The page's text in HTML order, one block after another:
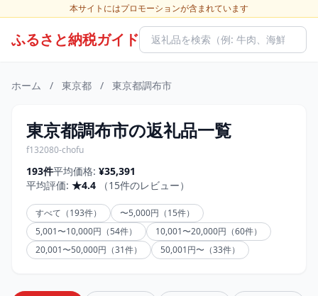
本サイトにはプロモーションが含まれています
ふるさと納税ガイド
ホーム / 東京都 / 東京都調布市
東京都調布市の返礼品一覧
f132080-chofu
193件平均価格: ¥35,391
平均評価: ★4.4 （15件のレビュー）
すべて（193件）
〜5,000円（15件）
5,001〜10,000円（54件）
10,001〜20,000円（60件）
20,001〜50,000円（31件）
50,001円〜（33件）